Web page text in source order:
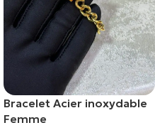
Bracelet Acier inoxydable
Femme